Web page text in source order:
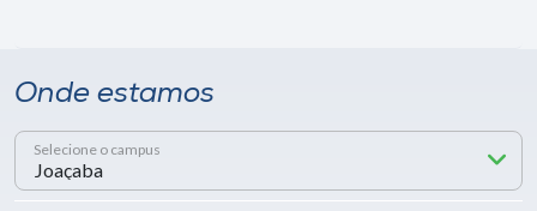
Onde estamos
Selecione o campus